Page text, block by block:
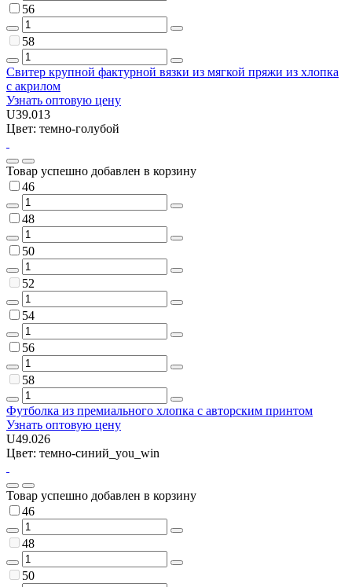
56
58
Свитер крупной фактурной вязки из мягкой пряжи из хлопка
с акрилом
Узнать оптовую цену
U39.013
Цвет: темно-голубой
Товар успешно добавлен в корзину
46
48
50
52
54
56
58
Футболка из премиального хлопка с авторским принтом
Узнать оптовую цену
U49.026
Цвет: темно-синий_you_win
Товар успешно добавлен в корзину
46
48
50